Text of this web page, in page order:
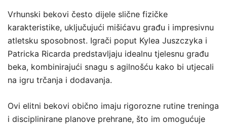
Vrhunski bekovi često dijele slične fizičke
karakteristike, uključujući mišićavu građu i impresivnu
atletsku sposobnost. Igrači poput Kylea Juszczyka i
Patricka Ricarda predstavljaju idealnu tjelesnu građu
beka, kombinirajući snagu s agilnošću kako bi utjecali
na igru trčanja i dodavanja.
Ovi elitni bekovi obično imaju rigorozne rutine treninga
i disciplinirane planove prehrane, što im omogućuje